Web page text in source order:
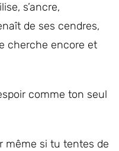
s’ancre,
de ses cendres,
cherche encore et
comme ton seul
même si tu tentes de